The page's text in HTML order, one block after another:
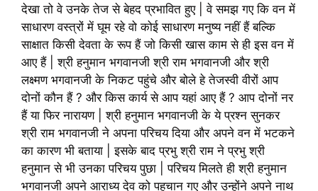
देखा तो वे उनके तेज से बेहद प्रभावित हुए | वे समझ गए कि वन में
साधारण वस्त्रों में घूम रहे वो कोई साधारण मनुष्य नहीं हैं बल्कि
साक्षात किसी देवता के रूप हैं जो किसी खास काम से ही इस वन में
आए हैं | श्री हनुमान भगवानजी श्री राम भगवानजी और श्री
लक्ष्मण भगवानजी के निकट पहुंचे और बोले हे तेजस्वी वीरों आप
दोनों कौन हैं ? और किस कार्य से आप यहां आए हैं ? आप दोनों नर
हैं या फिर नारायण | श्री हनुमान भगवानजी के ये प्रश्न सुनकर
श्री राम भगवानजी ने अपना परिचय दिया और अपने वन में भटकने
का कारण भी बताया | इसके बाद प्रभु श्री राम ने प्रभु श्री
हनुमान से भी उनका परिचय पुछा | परिचय मिलते ही श्री हनुमान
भगवानजी अपने आराध्य देव को पहचान गए और उन्होंने अपने नाथ